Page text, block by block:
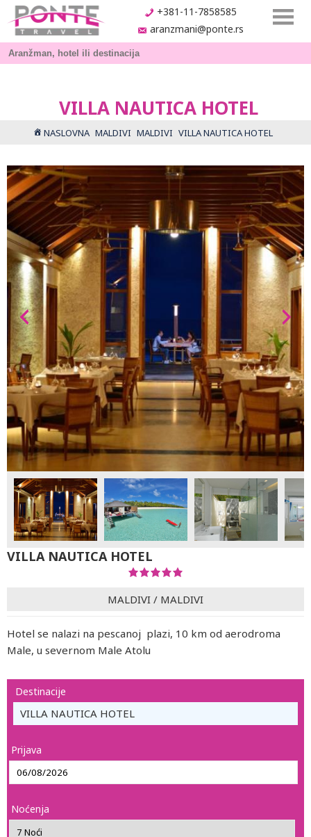
+381-11-7858585
aranzmani@ponte.rs
VILLA NAUTICA HOTEL
NASLOVNA MALDIVI MALDIVI VILLA NAUTICA HOTEL
VILLA NAUTICA HOTEL
MALDIVI / MALDIVI
Hotel se nalazi na pescanoj plazi, 10 km od aerodroma
Male, u severnom Male Atolu
Destinacije
VILLA NAUTICA HOTEL
Prijava
Noćenja